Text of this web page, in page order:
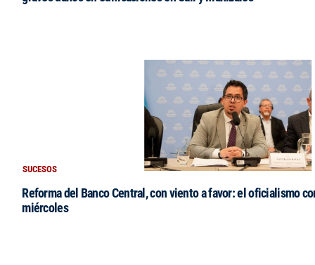
SUCESOS
Reforma del Banco Central, con viento a favor: el oficialismo
miércoles